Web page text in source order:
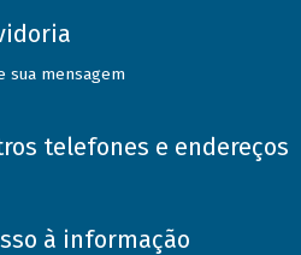
sua mensagem
telefones e endereços
à informação